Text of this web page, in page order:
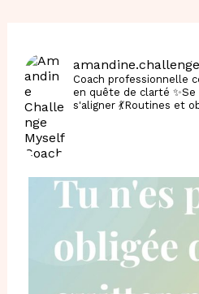
Coach professionnelle
en quête de clarté
s'aligner💃Routines et